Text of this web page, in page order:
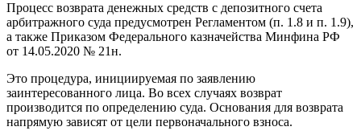
Процесс возврата денежных средств с депозитного счета
арбитражного суда предусмотрен Регламентом (п. 1.8 и п. 1.9),
а также Приказом Федерального казначейства Минфина РФ
от 14.05.2020 № 21н.
Это процедура, инициируемая по заявлению
заинтересованного лица. Во всех случаях возврат
производится по определению суда. Основания для возврата
напрямую зависят от цели первоначального взноса.